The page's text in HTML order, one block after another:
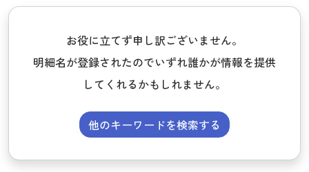
お役に立てず申し訳ございません。
明細名が登録されたのでいずれ誰かが情報を提供
してくれるかもしれません。
他のキーワードを検索する